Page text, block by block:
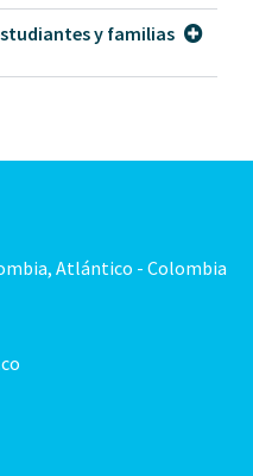
y familias
Atlántico - Colombia